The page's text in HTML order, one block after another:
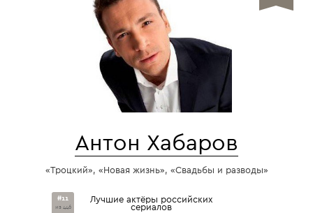
Антон Хабаров
«Троцкий», «Новая жизнь», «Свадьбы и разводы»
#11
из 446
Лучшие актёры российских
сериалов